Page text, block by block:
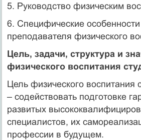
5. Руководство физическим
6. Специфические
преподавателя физического
Цель, задачи, структура и
физического воспитания
Цель физического воспитания
– содействовать подготовке
развитых
специалистов, их
профессии в будущем.